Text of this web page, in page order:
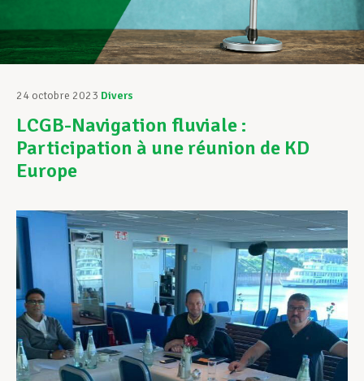
Structures syndicales
Assistance au Travail
Vos droits
Développement professionnel
Devenir Membre
24 octobre 2023 Divers
LCGB-Navigation fluviale :
Participation à une réunion de KD
Europe